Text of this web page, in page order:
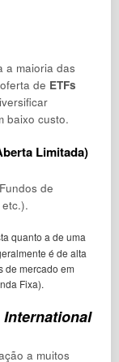
a maioria das
de ETFs
baixo custo.
Limitada)
de
quanto a de uma
é de alta
de mercado em
Fixa).
International
a muitos